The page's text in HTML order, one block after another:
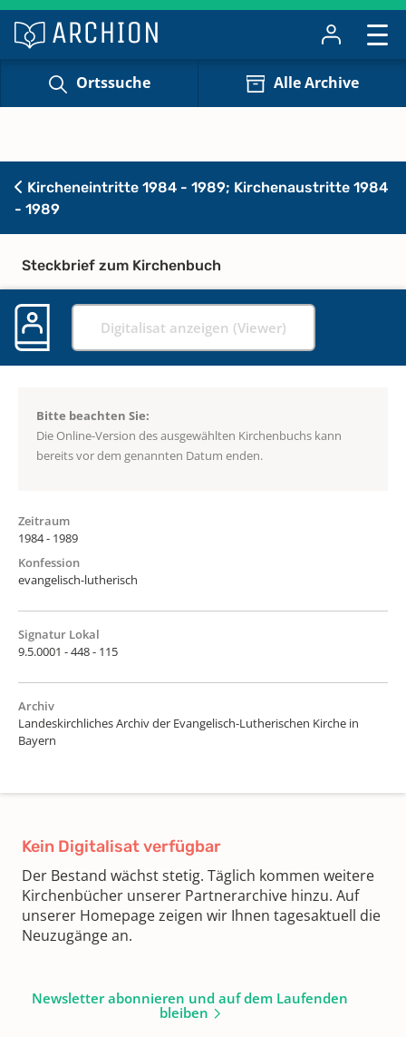
Ortssuche Alle Archive
Kircheneintritte 1984 - 1989; Kirchenaustritte 1984
- 1989
Steckbrief zum Kirchenbuch
Digitalisat anzeigen (Viewer)
Bitte beachten Sie:
Die Online-Version des ausgewählten Kirchenbuchs kann
bereits vor dem genannten Datum enden.
Zeitraum
1984 - 1989
Konfession
evangelisch-lutherisch
Signatur Lokal
9.5.0001 - 448 - 115
Archiv
Landeskirchliches Archiv der Evangelisch-Lutherischen Kirche in
Bayern
Kein Digitalisat verfügbar
Der Bestand wächst stetig. Täglich kommen weitere
Kirchenbücher unserer Partnerarchive hinzu. Auf
unserer Homepage zeigen wir Ihnen tagesaktuell die
Neuzugänge an.
Newsletter abonnieren und auf dem Laufenden
bleiben